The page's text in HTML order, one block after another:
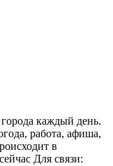
каждый день.
работа, афиша,
в
Для связи: